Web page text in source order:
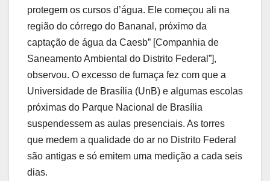
protegem os cursos d’água. Ele começou ali na
região do córrego do Bananal, próximo da
captação de água da Caesb” [Companhia de
Saneamento Ambiental do Distrito Federal”],
observou. O excesso de fumaça fez com que a
Universidade de Brasília (UnB) e algumas escolas
próximas do Parque Nacional de Brasília
suspendessem as aulas presenciais. As torres
que medem a qualidade do ar no Distrito Federal
são antigas e só emitem uma medição a cada seis
dias.